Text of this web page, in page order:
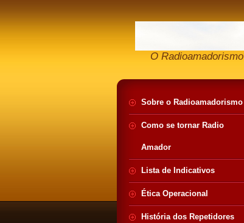
O Radioamadorismo
Sobre o Radioamadorismo
Como se tornar Radio
Amador
Lista de Indicativos
Ética Operacional
História dos Repetidores